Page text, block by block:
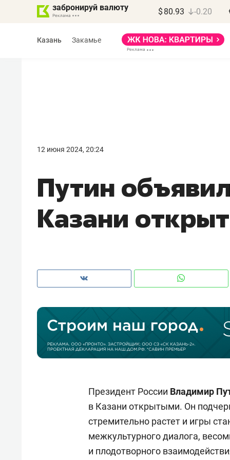
забронируй валюту $ 80.93 -0.20
Казань Закамье
12 июня 2024, 20:24
Путин
Казани
Президент России Владимир
в Казани открытыми. Он
стремительно растет и игры
межкультурного диалога,
и плодотворного
правил, бизнес может
потерять минимум
Как бизнесу выйти на зарубежные
Как ГК «МИР ГРУПП» и ВТБ
создают оазис жилого
комфорта под Казанью
150
ID